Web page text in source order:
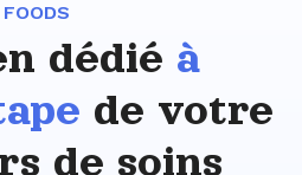
FOODS
dédié à
de votre
de soins